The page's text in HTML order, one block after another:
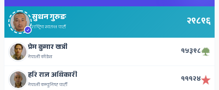
सुधन गुरुङ
राष्ट्रिय स्वतन्त्र पार्टी २९८९६
प्रेम कुमार खत्री
नेपाली काँग्रेस १५३९८
हरि राज अधिकारी
नेपाली कम्युनिष्ट पार्टी १११२४